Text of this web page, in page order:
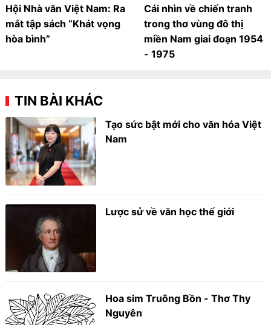
Hội Nhà văn Việt Nam: Ra
mắt tập sách “Khát vọng
hòa bình”
Cái nhìn về chiến tranh
trong thơ vùng đô thị
miền Nam giai đoạn 1954
- 1975
TIN BÀI KHÁC
Tạo sức bật mới cho văn hóa Việt
Nam
Lược sử về văn học thế giới
Hoa sim Truông Bồn - Thơ Thy
Nguyên